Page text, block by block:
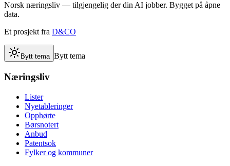
Norsk næringsliv — tilgjengelig der din AI jobber. Bygget på åpne
data.
Et prosjekt fra D&CO
Bytt tema Bytt tema
Næringsliv
Lister
Nyetableringer
Opphørte
Børsnotert
Anbud
Patentsok
Fylker og kommuner